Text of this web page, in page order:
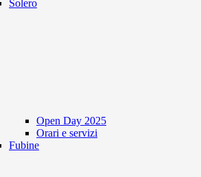
Solero
Open Day 2025
Orari e servizi
Fubine